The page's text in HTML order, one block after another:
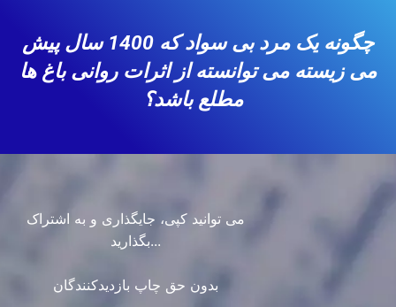
چگونه یک مرد بی سواد که 1400 سال پیش
می زیسته می توانسته از اثرات روانی باغ ها
مطلع باشد؟
می توانید کپی، جایگذاری و به اشتراک
بگذارید...
بدون حق چاپ بازدیدکنندگان